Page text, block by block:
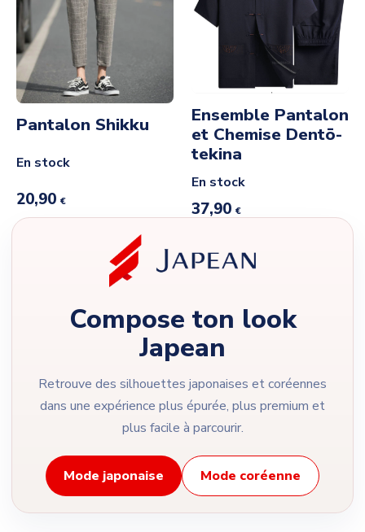
Pantalon Shikku
En stock
20,90 €
Ensemble Pantalon
et Chemise Dentō-
tekina
En stock
37,90 €
Compose ton look
Japean
Retrouve des silhouettes japonaises et coréennes
dans une expérience plus épurée, plus premium et
plus facile à parcourir.
Mode japonaise Mode coréenne